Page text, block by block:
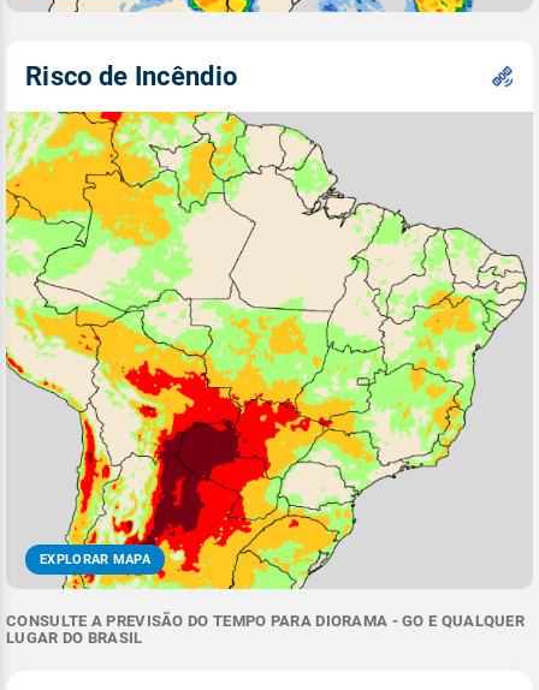
Risco de Incêndio
EXPLORAR MAPA
CONSULTE A PREVISÃO DO TEMPO PARA DIORAMA - GO E QUALQUER
LUGAR DO BRASIL